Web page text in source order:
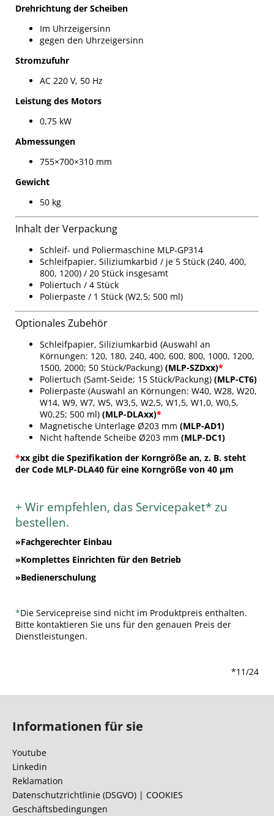
Drehrichtung der Scheiben
Im Uhrzeigersinn
gegen den Uhrzeigersinn
Stromzufuhr
AC 220 V, 50 Hz
Leistung des Motors
0,75 kW
Abmessungen
755×700×310 mm
Gewicht
50 kg
Inhalt der Verpackung
Schleif- und Poliermaschine MLP-GP314
Schleifpapier, Siliziumkarbid / je 5 Stück (240, 400,
800, 1200) / 20 Stück insgesamt
Poliertuch / 4 Stück
Polierpaste / 1 Stück (W2,5; 500 ml)
Optionales Zubehör
Schleifpapier, Siliziumkarbid (Auswahl an
Körnungen: 120, 180, 240, 400, 600, 800, 1000, 1200,
1500, 2000; 50 Stück/Packung) (MLP-SZDxx)*
Poliertuch (Samt-Seide; 15 Stück/Packung) (MLP-CT6)
Polierpaste (Auswahl an Körnungen: W40, W28, W20,
W14, W9, W7, W5, W3,5, W2,5, W1,5, W1,0, W0,5,
W0,25; 500 ml) (MLP-DLAxx)*
Magnetische Unterlage Ø203 mm (MLP-AD1)
Nicht haftende Scheibe Ø203 mm (MLP-DC1)
*xx gibt die Spezifikation der Korngröße an, z. B. steht
der Code MLP-DLA40 für eine Korngröße von 40 µm
+ Wir empfehlen, das Servicepaket* zu
bestellen.
»Fachgerechter Einbau
»Komplettes Einrichten für den Betrieb
»Bedienerschulung
*Die Servicepreise sind nicht im Produktpreis enthalten.
Bitte kontaktieren Sie uns für den genauen Preis der
Dienstleistungen.
*11/24
Informationen für sie
Youtube
Linkedin
Reklamation
Datenschutzrichtlinie (DSGVO) | COOKIES
Geschäftsbedingungen